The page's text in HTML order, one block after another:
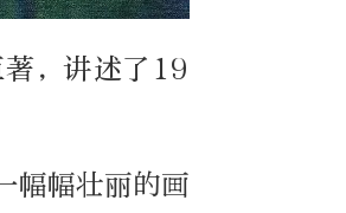
，讲述了19
幅幅壮丽的画